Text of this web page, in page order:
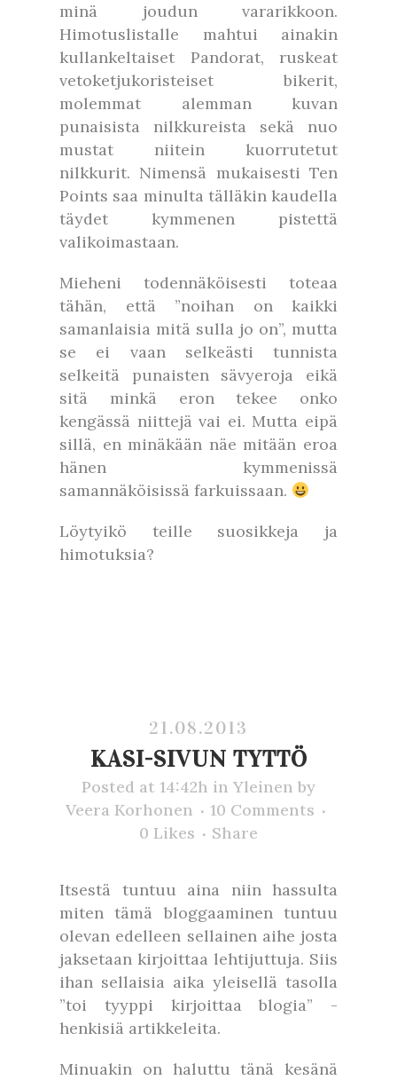
minä joudun vararikkoon.
Himotuslistalle mahtui ainakin
kullankeltaiset Pandorat, ruskeat
vetoketjukoristeiset bikerit,
molemmat alemman kuvan
punaisista nilkkureista sekä nuo
mustat niitein kuorrutetut
nilkkurit. Nimensä mukaisesti Ten
Points saa minulta tälläkin kaudella
täydet kymmenen pistettä
valikoimastaan.
Mieheni todennäköisesti toteaa
tähän, että ”noihan on kaikki
samanlaisia mitä sulla jo on”, mutta
se ei vaan selkeästi tunnista
selkeitä punaisten sävyeroja eikä
sitä minkä eron tekee onko
kengässä niittejä vai ei. Mutta eipä
sillä, en minäkään näe mitään eroa
hänen kymmenissä
samannäköisissä farkuissaan.
Löytyikö teille suosikkeja ja
himotuksia?
21.08.2013
KASI-SIVUN TYTTÖ
Posted at 14:42h in Yleinen by
Veera Korhonen
10 Comments
0 Likes Share
Itsestä tuntuu aina niin hassulta
miten tämä bloggaaminen tuntuu
olevan edelleen sellainen aihe josta
jaksetaan kirjoittaa lehtijuttuja. Siis
ihan sellaisia aika yleisellä tasolla
”toi tyyppi kirjoittaa blogia” -
henkisiä artikkeleita.
Minuakin on haluttu tänä kesänä